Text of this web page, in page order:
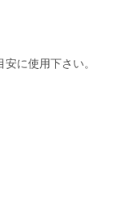
に使用下さい。